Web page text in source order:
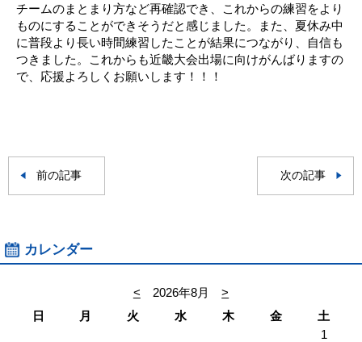
チームのまとまり方など再確認でき、これからの練習をより
ものにすることができそうだと感じました。また、夏休み中
に普段より長い時間練習したことが結果につながり、自信も
つきました。これからも近畿大会出場に向けがんばりますの
で、応援よろしくお願いします！！！
前の記事 次の記事
カレンダー
< 2026年8月
>
日
月 火 水 木 金
土
1